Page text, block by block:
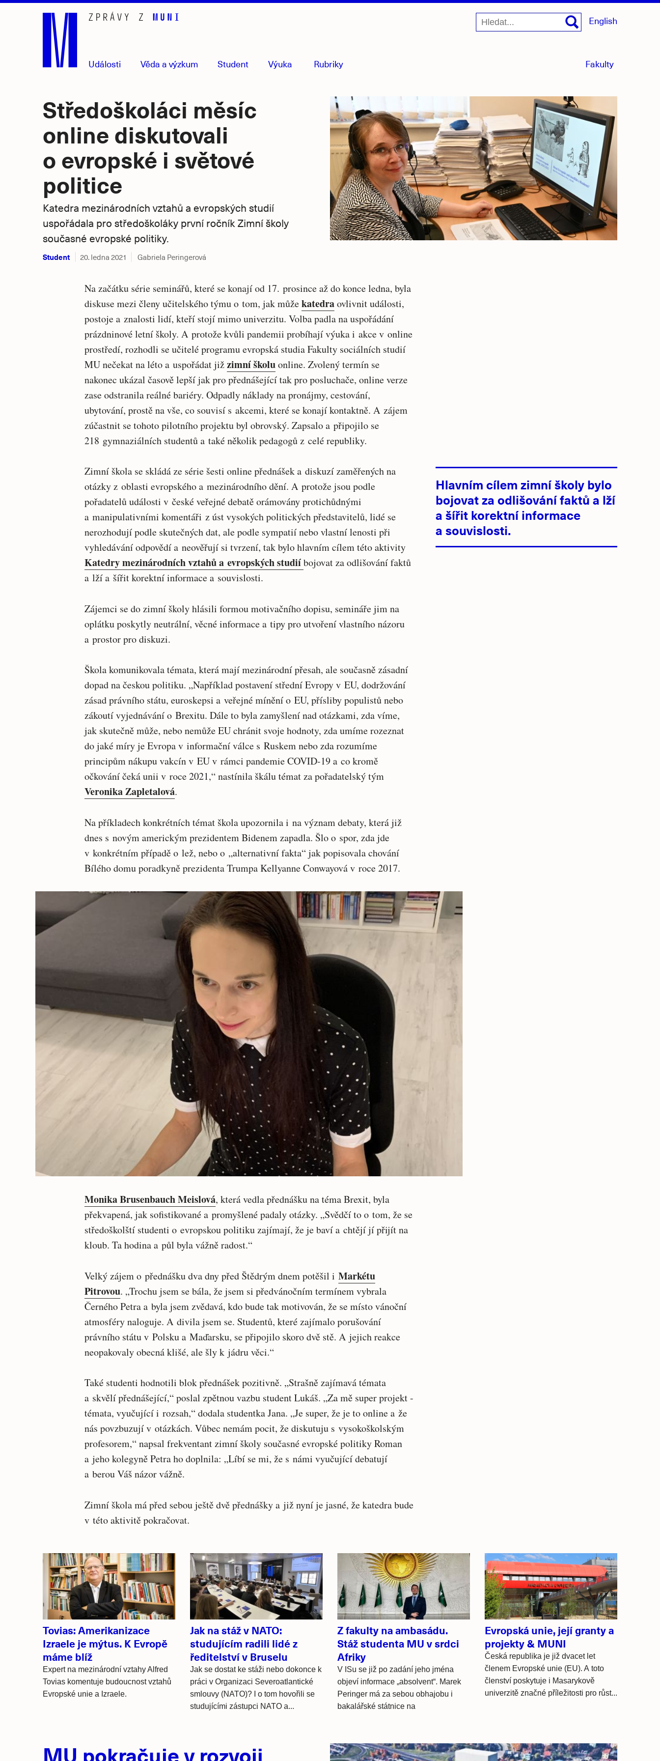
Události Věda a výzkum Student Výuka Rubriky Fakultymenu
English
Středoškoláci měsíc
online diskutovali
o evropské i světové
politice
Katedra mezinárodních vztahů a evropských studií
uspořádala pro středoškoláky první ročník Zimní školy
současné evropské politiky.
Student 20. ledna 2021 Gabriela Peringerová
Na začátku série seminářů, které se konají od 17. prosince až do konce ledna, byla
diskuse mezi členy učitelského týmu o tom, jak můžekatedraovlivnit události,
postoje a znalosti lidí, kteří stojí mimo univerzitu. Volba padla na uspořádání
prázdninové letní školy. A protože kvůli pandemii probíhají výuka i akce v online
prostředí, rozhodli se učitelé programu evropská studia Fakulty sociálních studií
MU nečekat na léto a uspořádat jižzimní školuonline. Zvolený termín se
nakonec ukázal časově lepší jak pro přednášející tak pro posluchače, online verze
zase odstranila reálné bariéry. Odpadly náklady na pronájmy, cestování,
ubytování, prostě na vše, co souvisí s akcemi, které se konají kontaktně. A zájem
zúčastnit se tohoto pilotního projektu byl obrovský. Zapsalo a připojilo se
218 gymnaziálních studentů a také několik pedagogů z celé republiky.
Hlavním cílem zimní školy bylo
bojovat za odlišování faktů a lží
a šířit korektní informace
a souvislosti.
Zimní škola se skládá ze série šesti online přednášek a diskuzí zaměřených na
otázky z oblasti evropského a mezinárodního dění. A protože jsou podle
pořadatelů události v české veřejné debatě orámovány protichůdnými
a manipulativními komentáři z úst vysokých politických představitelů, lidé se
nerozhodují podle skutečných dat, ale podle sympatií nebo vlastní lenosti při
vyhledávání odpovědí a neověřují si tvrzení, tak bylo hlavním cílem této aktivity
Katedry mezinárodních vztahů a evropských studiíbojovat za odlišování faktů
a lží a šířit korektní informace a souvislosti.
Zájemci se do zimní školy hlásili formou motivačního dopisu, semináře jim na
oplátku poskytly neutrální, věcné informace a tipy pro utvoření vlastního názoru
a prostor pro diskuzi.
Škola komunikovala témata, která mají mezinárodní přesah, ale současně zásadní
dopad na českou politiku. „Například postavení střední Evropy v EU, dodržování
zásad právního státu, euroskepsi a veřejné mínění o EU, přísliby populistů nebo
zákoutí vyjednávání o Brexitu. Dále to byla zamyšlení nad otázkami, zda víme,
jak skutečně může, nebo nemůže EU chránit svoje hodnoty, zda umíme rozeznat
do jaké míry je Evropa v informační válce s Ruskem nebo zda rozumíme
principům nákupu vakcín v EU v rámci pandemie COVID-19 a co kromě
očkování čeká unii v roce 2021,“ nastínila škálu témat za pořadatelský tým
Veronika Zapletalová.
Na příkladech konkrétních témat škola upozornila i na význam debaty, která již
dnes s novým americkým prezidentem Bidenem zapadla. Šlo o spor, zda jde
v konkrétním případě o lež, nebo o „alternativní fakta“ jak popisovala chování
Bílého domu poradkyně prezidenta Trumpa Kellyanne Conwayová v roce 2017.
Monika Brusenbauch Meislová, která vedla přednášku na téma Brexit, byla
překvapená, jak sofistikované a promyšlené padaly otázky. „Svědčí to o tom, že se
středoškolští studenti o evropskou politiku zajímají, že je baví a chtějí jí přijít na
kloub. Ta hodina a půl byla vážně radost.“
Velký zájem o přednášku dva dny před Štědrým dnem potěšil i Markétu
Pitrovou. „Trochu jsem se bála, že jsem si předvánočním termínem vybrala
Černého Petra a byla jsem zvědavá, kdo bude tak motivován, že se místo vánoční
atmosféry naloguje. A divila jsem se. Studentů, které zajímalo porušování
právního státu v Polsku a Maďarsku, se připojilo skoro dvě stě. A jejich reakce
neopakovaly obecná klišé, ale šly k jádru věci.“
Také studenti hodnotili blok přednášek pozitivně. „Strašně zajímavá témata
a skvělí přednášející,“ poslal zpětnou vazbu student Lukáš. „Za mě super projekt -
témata, vyučující i rozsah,“ dodala studentka Jana. „Je super, že je to online a že
nás povzbuzují v otázkách. Vůbec nemám pocit, že diskutuju s vysokoškolským
profesorem,“ napsal frekventant zimní školy současné evropské politiky Roman
a jeho kolegyně Petra ho doplnila: „Líbí se mi, že s námi vyučující debatují
a berou Váš názor vážně.
Zimní škola má před sebou ještě dvě přednášky a již nyní je jasné, že katedra bude
v této aktivitě pokračovat.
Související
články
Tovias: Amerikanizace
Izraele je mýtus. K Evropě
máme blíž
Expert na mezinárodní vztahy Alfred
Tovias komentuje budoucnost vztahů
Evropské unie a Izraele.
Jak na stáž v NATO:
studujícím radili lidé z
ředitelství v Bruselu
Jak se dostat ke stáži nebo dokonce k
práci v Organizaci Severoatlantické
smlouvy (NATO)? I o tom hovořili se
studujícími zástupci NATO a...
Z fakulty na ambasádu.
Stáž studenta MU v srdci
Afriky
V ISu se již po zadání jeho jména
objeví informace „absolvent“. Marek
Peringer má za sebou obhajobu i
bakalářské státnice na
Evropská unie, její granty a
projekty & MUNI
Česká republika je již dvacet let
členem Evropské unie (EU). A toto
členství poskytuje i Masarykově
univerzitě značné příležitosti pro růst...
MU pokračuje v rozvoji